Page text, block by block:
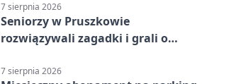
7 sierpnia 2026
Seniorzy w Pruszkowie
rozwiązywali zagadki i grali o
7 sierpnia 2026